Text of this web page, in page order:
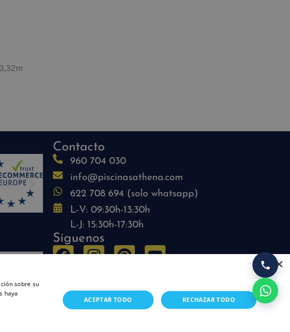
Contacto
960 704 030
info@piscinasathena.com
622 708 694 (solo whatsapp)
L-V: 09:30h-13:30h
L-J: 15:30h-17:30h
Síguenos
×
sobre su
haya
ACEPTAR TODO RECHAZAR TODO